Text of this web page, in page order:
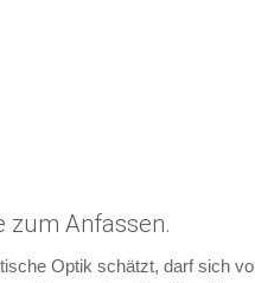
zum Anfassen.
Optik schätzt, darf sich